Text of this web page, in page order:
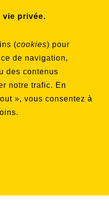
vie privée.
(cookies) pour
de navigation,
des contenus
notre trafic. En
», vous consentez à